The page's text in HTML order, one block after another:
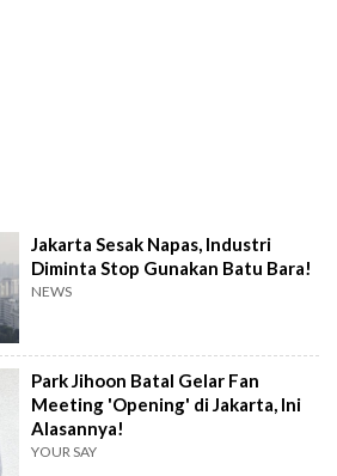
Jakarta Sesak Napas, Industri
Diminta Stop Gunakan Batu Bara!
NEWS
Park Jihoon Batal Gelar Fan
Meeting 'Opening' di Jakarta, Ini
Alasannya!
YOUR SAY